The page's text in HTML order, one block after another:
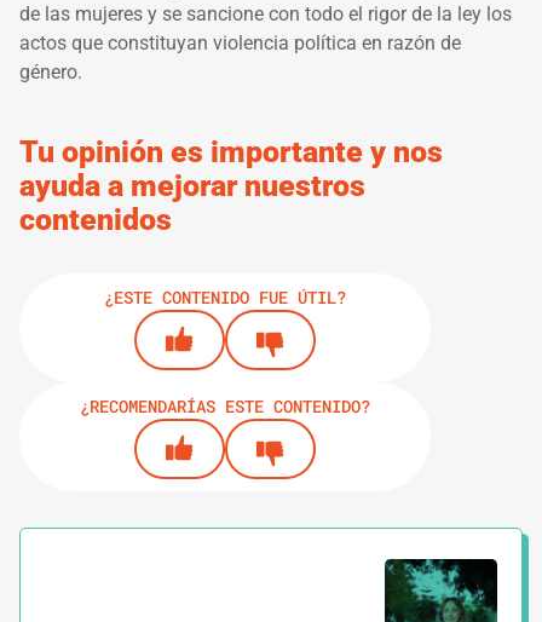
de las mujeres y se sancione con todo el rigor de la ley los
actos que constituyan violencia política en razón de
género.
Tu opinión es importante y nos
ayuda a mejorar nuestros
contenidos
¿ESTE CONTENIDO FUE ÚTIL?
¿RECOMENDARÍAS ESTE CONTENIDO?